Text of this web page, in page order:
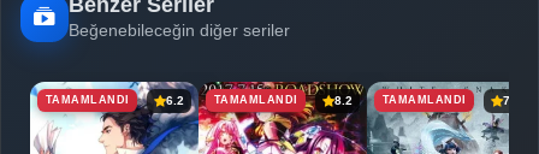
Beğenebileceğin diğer seriler
TAMAMLANDI 6.2 TAMAMLANDI 8.2 TAMAMLANDI 7.5